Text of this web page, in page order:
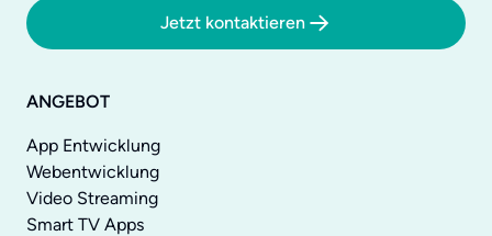
Jetzt kontaktieren
ANGEBOT
App Entwicklung
Webentwicklung
Video Streaming
Smart TV Apps